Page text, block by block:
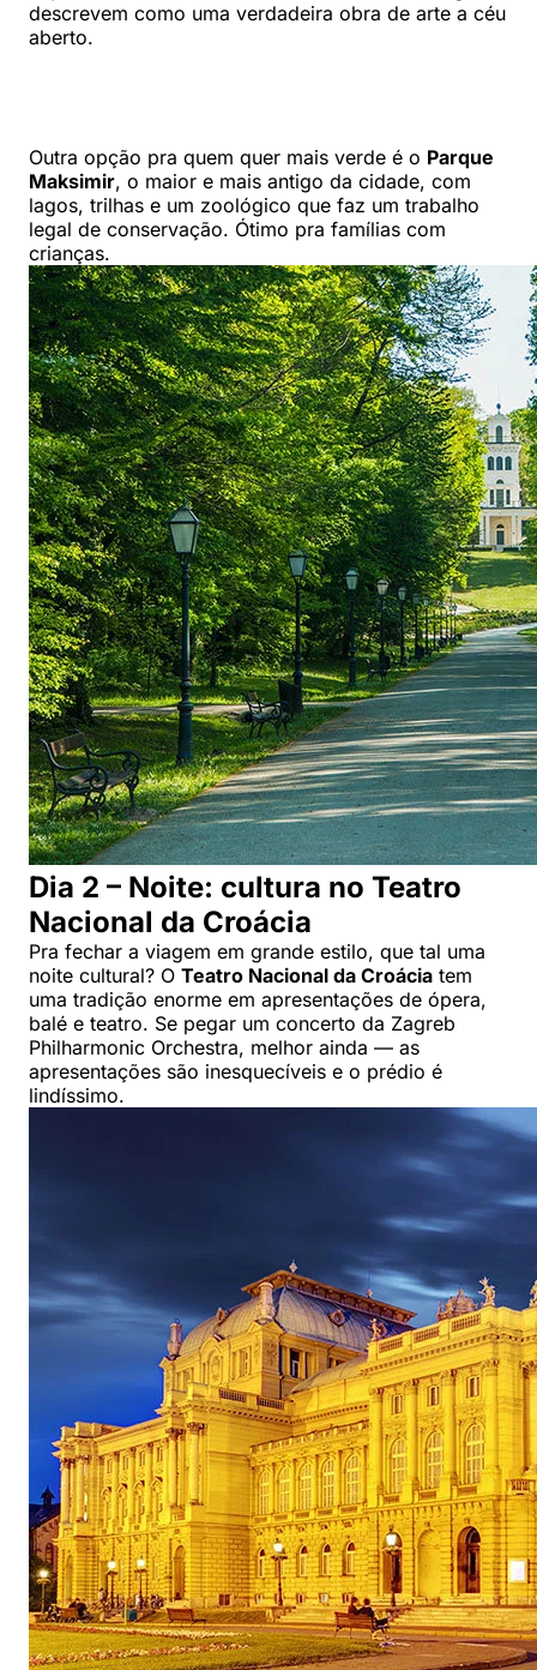
descrevem como uma verdadeira obra de arte a céu
aberto.
Outra opção pra quem quer mais verde é o Parque
Maksimir, o maior e mais antigo da cidade, com
lagos, trilhas e um zoológico que faz um trabalho
legal de conservação. Ótimo pra famílias com
crianças.
Dia 2 – Noite: cultura no Teatro
Nacional da Croácia
Pra fechar a viagem em grande estilo, que tal uma
noite cultural? O Teatro Nacional da Croácia tem
uma tradição enorme em apresentações de ópera,
balé e teatro. Se pegar um concerto da Zagreb
Philharmonic Orchestra, melhor ainda — as
apresentações são inesquecíveis e o prédio é
lindíssimo.